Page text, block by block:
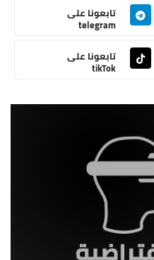
تابعونا على
telegram
تابعونا على
tikTok